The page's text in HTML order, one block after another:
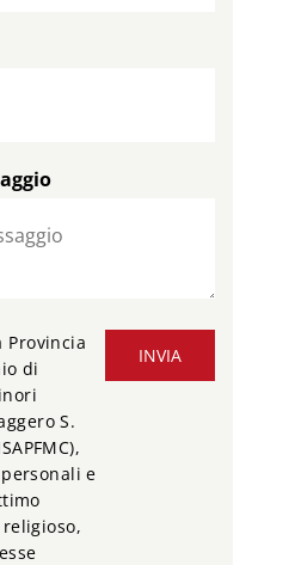
INVIA
Provincia
di
S.
e